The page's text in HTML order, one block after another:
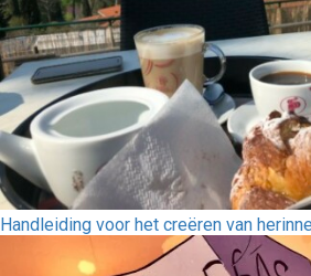
Handleiding voor het creëren van